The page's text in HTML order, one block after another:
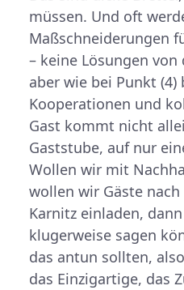
müssen. Und oft
Maßschneiderungen
– keine Lösungen
aber wie bei Punkt
Kooperationen und
Gast kommt nicht
Gaststube, auf nur
Wollen wir mit
wollen wir Gäste
Karnitz einladen,
klugerweise sagen
das antun sollten,
das Einzigartige, das